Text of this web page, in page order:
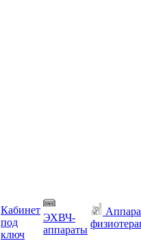
Кабинет
под
ключ
ЭХВЧ-
аппараты